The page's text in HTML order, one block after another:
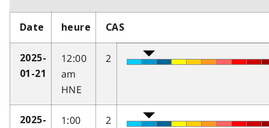
Date heure CAS
2025-
01-21
12:00
am
HNE
2
2025-
1:00
2